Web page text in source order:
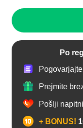
Po
Prejmite
Pošlji
+ BONUS!